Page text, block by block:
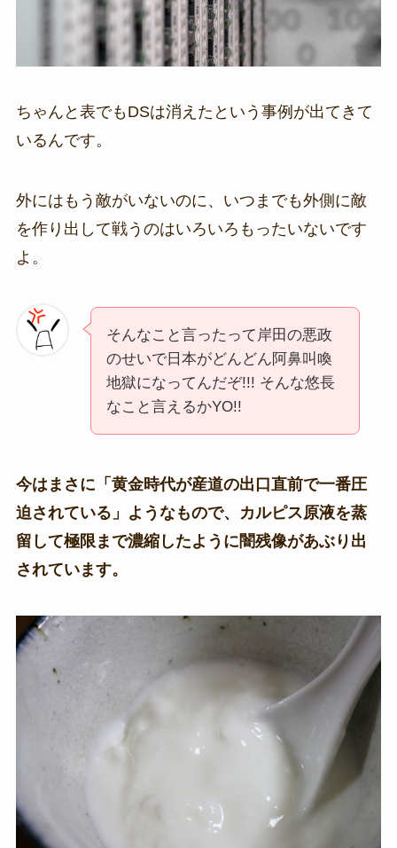
ちゃんと表でもDSは消えたという事例が出てきて
いるんです。
外にはもう敵がいないのに、いつまでも外側に敵
を作り出して戦うのはいろいろもったいないです
よ。
そんなこと言ったって岸田の悪政
のせいで日本がどんどん阿鼻叫喚
地獄になってんだぞ!!! そんな悠長
なこと言えるかYO!!
今はまさに「黄金時代が産道の出口直前で一番圧
迫されている」ようなもので、カルピス原液を蒸
留して極限まで濃縮したように闇残像があぶり出
されています。